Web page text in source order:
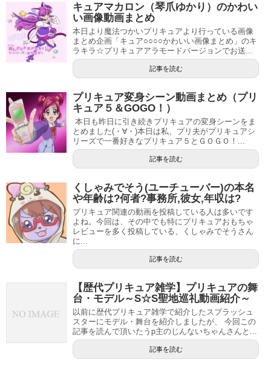
キュアマカロン（琴爪ゆかり）のかわい
い画像動画まとめ
本日より魔法つかいプリキュアより行っている画像
まとめ企画「キュア○○○○かわいい画像まとめ」のキ
ラキラ☆プリキュアアラモードバージョンでお送...
記事を読む
プリキュア変身シーン動画まとめ（プリ
キュア５＆GOGO！）
本日も昨日に引き続きプリキュアの変身シーンをま
とめました(・∀・)本日は私、プリ夫がプリキュアシ
リーズで一番好きなプリキュア５とＧＯＧＯ！...
記事を読む
くしゃみでそう(ユーチューバー)の本名
や年齢は?何者?事務所,彼女,年収は?
プリキュア関連の動画を投稿している人は多いです
よね。今回は、その中でも特にプリキュアおもちゃ
レビューを多く投稿している、くしゃみでそうさん
に...
記事を読む
【歴代プリキュア雑学】プリキュアの舞
台・モデル～S☆S聖地巡礼動画紹介～
以前に歴代プリキュア雑学で紹介したスプラッシュ
スターにモデル・舞台を紹介しましたが、 今回この
記事を読んで頂いたうp主のじんないちゃんさんと...
記事を読む